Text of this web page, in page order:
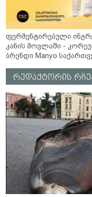
ფერმენტირებული
კანის მოვლაში -
ბრენდი Manyo
რედაქტორის